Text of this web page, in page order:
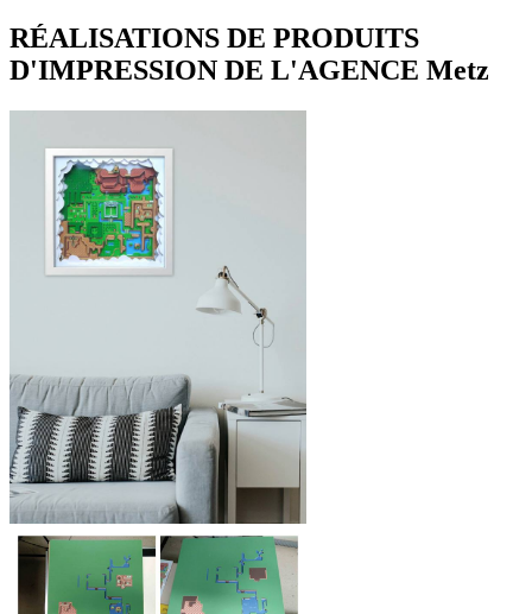
RÉALISATIONS DE PRODUITS
D'IMPRESSION DE L'AGENCE Metz